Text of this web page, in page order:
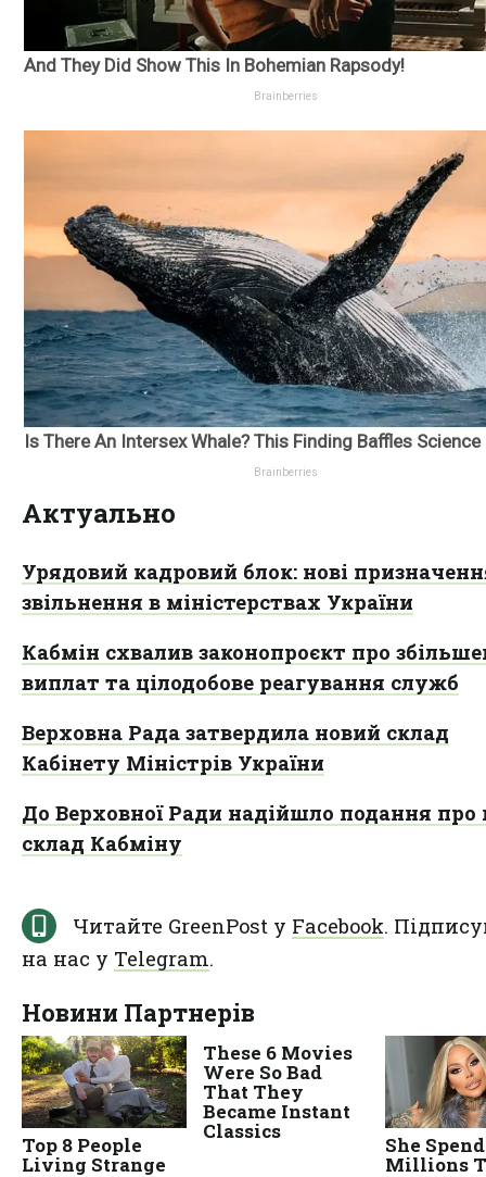
Актуально
Урядовий кадровий блок: нові
звільнення в міністерствах України
Кабмін схвалив законопроєкт про
виплат та цілодобове реагування служб
Верховна Рада затвердила новий склад
Кабінету Міністрів України
До Верховної Ради надійшло подання про
склад Кабміну
Читайте GreenPost у Facebook.
на нас у Telegram.